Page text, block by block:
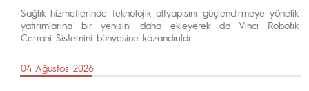
Sağlık hizmetlerinde teknolojik altyapısını güçlendirmeye yönelik
yatırımlarına bir yenisini daha ekleyerek da Vinci Robotik
Cerrahi Sistemini bünyesine kazandırıldı.
04 Ağustos 2026